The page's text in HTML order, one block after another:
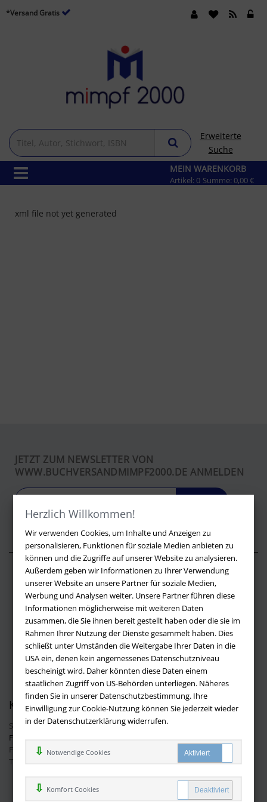
Herzlich Willkommen!
Wir verwenden Cookies, um Inhalte und Anzeigen zu
personalisieren, Funktionen für soziale Medien anbieten zu
können und die Zugriffe auf unserer Website zu analysieren.
Außerdem geben wir Informationen zu Ihrer Verwendung
unserer Website an unsere Partner für soziale Medien,
Werbung und Analysen weiter. Unsere Partner führen diese
Informationen möglicherweise mit weiteren Daten
zusammen, die Sie ihnen bereit gestellt haben oder die sie im
Rahmen Ihrer Nutzung der Dienste gesammelt haben. Dies
schließt unter Umständen die Weitergabe Ihrer Daten in die
USA ein, denen kein angemessenes Datenschutzniveau
bescheinigt wird. Daher könnten diese Daten einem
staatlichen Zugriff von US-Behörden unterliegen. Näheres
finden Sie in unserer Datenschutzbestimmung. Ihre
Einwilligung zur Cookie-Nutzung können Sie jederzeit wieder
in der Datenschutzerklärung widerrufen.
Notwendige Cookies
Komfort Cookies
*Versand Gratis
Erweiterte
Suche
MEIN WARENKORB
Artikel: 0 Summe: 0,00 €
xml file not yet generated
JETZT ZUM NEWSLETTER VON
WWW.BUCHVERSANDMIMPF2000.DE ANMELDEN
Über buchversandmimpf2000.de
Impressum
Versandbedingungen
Widerruf
Batteriehinweis
AGB
Datenschutz
Kontakt
Sie haben Fragen?Hier finden Sie Antworten auf häufig gestellte
Fragen.
Fragen per E-Mail:info@buchversandmimpf2000.de
Telefon: +49 (0)9209 20 23 188
Ihre Vorteile bei uns
Kostenloser Versand innerhalb Deutschlands